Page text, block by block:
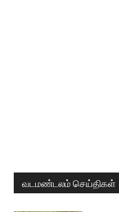
வடமண்டலம் செய்திகள்